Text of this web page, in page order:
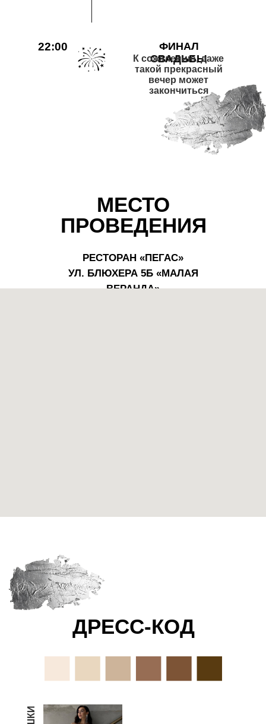
ФИНАЛ
СВАДЬБЫ
К сожалению, даже
такой прекрасный
вечер может
закончиться
22:00
РЕСТОРАН «ПЕГАС»
УЛ. БЛЮХЕРА 5Б «МАЛАЯ
ВЕРАНДА»
МЕСТО
ПРОВЕДЕНИЯ
ДРЕСС-КОД